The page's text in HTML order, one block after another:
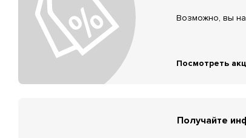
Возможно, вы
Посмотреть
Получайте